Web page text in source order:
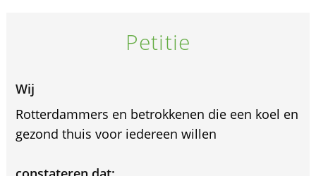
Petitie
Wij
Rotterdammers en betrokkenen die een koel en
gezond thuis voor iedereen willen